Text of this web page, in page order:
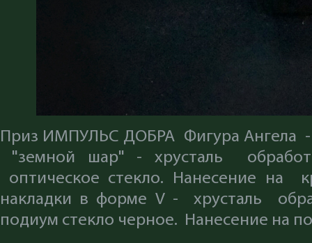
Приз ИМПУЛЬС ДОБРА Фигура Ангела -
"земной шар" - хрусталь
оптическое стекло. Нанесение на
накладки в форме V - хрусталь
подиум стекло черное. Нанесение на